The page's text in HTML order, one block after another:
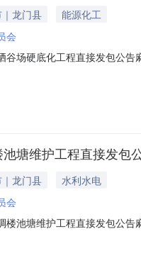
龙门县
能源化工
会
谷场硬底化工程直接发包公
称：麻榨镇南滩村东升村小
5、
塘维护工程直接发包
龙门县
水利水电
会
楼池塘维护工程直接发包公
称：麻榨镇南滩村南滩村小
5、工